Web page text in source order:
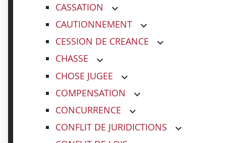
CASSATION
CAUTIONNEMENT
CESSION DE CREANCE
CHASSE
CHOSE JUGEE
COMPENSATION
CONCURRENCE
CONFLIT DE JURIDICTIONS